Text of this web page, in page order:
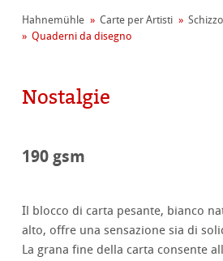
Hahnemühle Carte per Artisti
Quaderni da disegno
Nostalgie
190 gsm
Il blocco di carta pesante, bianco
alto, offre una sensazione sia di
La grana fine della carta consente